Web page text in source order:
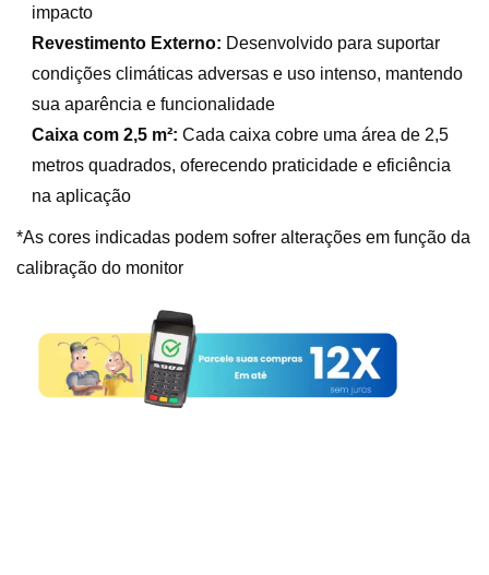
impacto
Revestimento Externo: Desenvolvido para suportar
condições climáticas adversas e uso intenso, mantendo
sua aparência e funcionalidade
Caixa com 2,5 m²: Cada caixa cobre uma área de 2,5
metros quadrados, oferecendo praticidade e eficiência
na aplicação
*As cores indicadas podem sofrer alterações em função da
calibração do monitor